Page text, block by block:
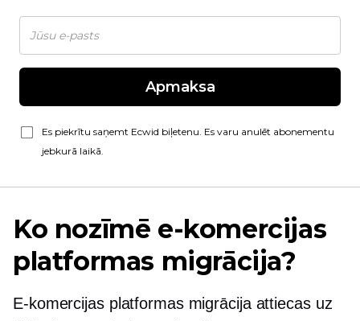
Apmaksa
Es piekrītu saņemt Ecwid biļetenu. Es varu anulēt abonementu
jebkurā laikā.
Ko nozīmē e-komercijas
platformas migrācija?
E-komercijas platformas migrācija attiecas uz